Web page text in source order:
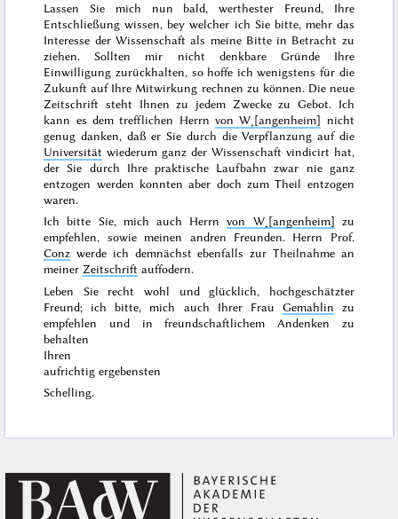
Lassen Sie mich nun bald, werthester Freund, Ihre
Entschließung wissen, bey welcher ich Sie bitte, mehr das
Interesse der Wissenschaft als meine Bitte in Betracht zu
ziehen. Sollten mir nicht denkbare Gründe Ihre
Einwilligung zurückhalten, so hoffe ich wenigstens für die
Zukunft auf Ihre Mitwirkung rechnen zu können. Die neue
Zeitschrift steht Ihnen zu jedem Zwecke zu Gebot. Ich
kann es dem trefflichen Herrnvon W˖[angenheim] nicht
genug danken, daß er Sie durch die Verpflanzung auf die
Universität wiederum ganz der Wissenschaft vindicirt hat,
der Sie durch Ihre praktische Laufbahn zwar nie ganz
entzogen werden konnten aber doch zum Theil entzogen
waren.
Ich bitte Sie, mich auch Herrnvon W˖[angenheim] zu
empfehlen, sowie meinen andren Freunden. Herrn Prof.
Conz werde ich demnächst ebenfalls zur Theilnahme an
meiner Zeitschrift auffodern.
Leben Sie recht wohl und glücklich, hochgeschätzter
Freund; ich bitte, mich auch Ihrer Frau Gemahlin zu
empfehlen und in freundschaftlichem Andenken zu
behalten
Ihren
aufrichtig ergebensten
Schelling.